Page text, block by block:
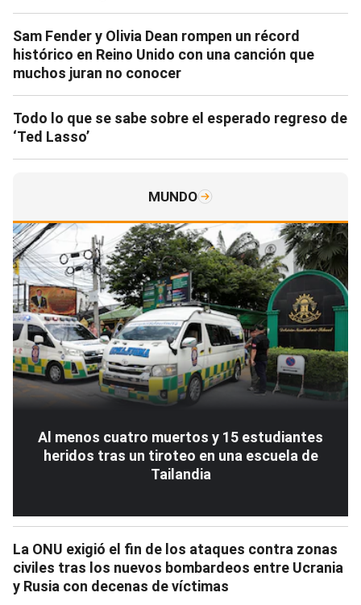
Sam Fender y Olivia Dean rompen un récord
histórico en Reino Unido con una canción que
muchos juran no conocer
Todo lo que se sabe sobre el esperado regreso de
‘Ted Lasso’
MUNDO
Al menos cuatro muertos y 15 estudiantes
heridos tras un tiroteo en una escuela de
Tailandia
La ONU exigió el fin de los ataques contra zonas
civiles tras los nuevos bombardeos entre Ucrania
y Rusia con decenas de víctimas